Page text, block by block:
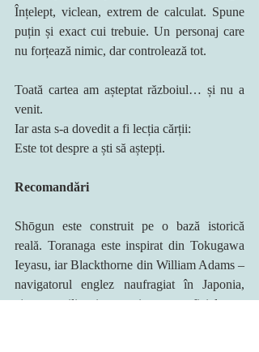
Înțelept, viclean, extrem de calculat. Spune
puțin și exact cui trebuie. Un personaj care
nu forțează nimic, dar controlează tot.
Toată cartea am așteptat războiul… și nu a
venit.
Iar asta s-a dovedit a fi lecția cărții:
Este tot despre a ști să aștepți.
Recomandări
Shōgun este construit pe o bază istorică
reală. Toranaga este inspirat din Tokugawa
Ieyasu, iar Blackthorne din William Adams –
navigatorul englez naufragiat în Japonia,
ajuns consilier și samurai cu rang oficial.